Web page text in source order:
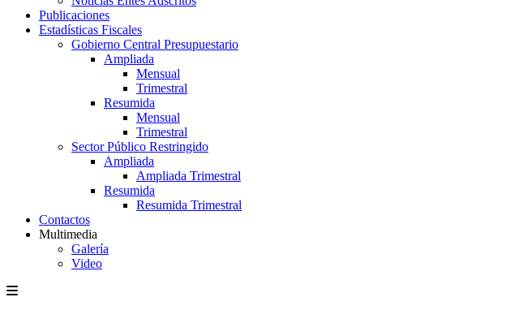
Publicaciones
Estadísticas Fiscales
Gobierno Central Presupuestario
Ampliada
Mensual
Trimestral
Resumida
Mensual
Trimestral
Sector Público Restringido
Ampliada
Ampliada Trimestral
Resumida
Resumida Trimestral
Contactos
Multimedia
Galería
Video